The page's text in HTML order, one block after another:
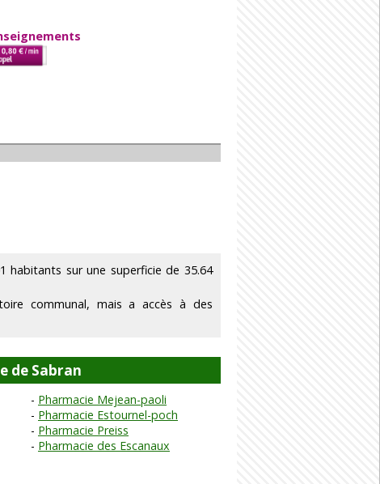
sur une superficie de 35.64
communal, mais a accès à des
de Sabran
Pharmacie Mejean-paoli
Pharmacie Estournel-poch
Pharmacie Preiss
Pharmacie des Escanaux